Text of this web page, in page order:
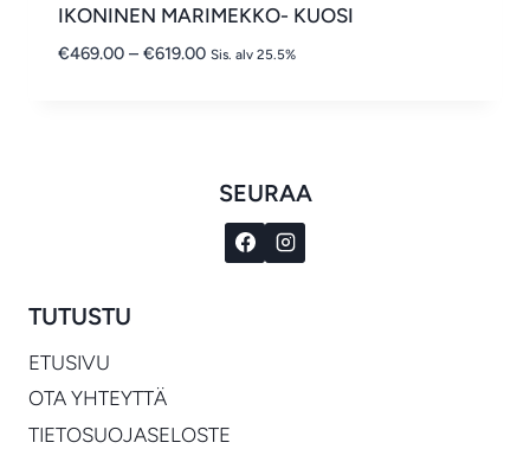
IKONINEN MARIMEKKO- KUOSI
€469.00 – €619.00Hintaluokka:
Sis. alv 25.5%
SEURAA
TUTUSTU
ETUSIVU
OTA YHTEYTTÄ
TIETOSUOJASELOSTE